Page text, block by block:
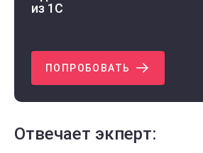
из 1С
ПОПРОБОВАТЬ
Отвечает экперт: